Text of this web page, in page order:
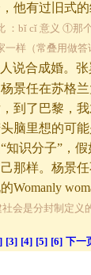
他有过旧式
：bǐ cǐ 意义 ①那
样（常叠用做答
说合成婚。
景任在苏格
到了巴黎，
脑里想的可
识分子”，
那样。杨景
Womanly
社会是分封制定义
[3] [4] [5] [6] 下一